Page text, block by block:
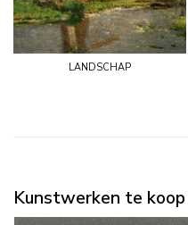
landschap
Kunstwerken te koop